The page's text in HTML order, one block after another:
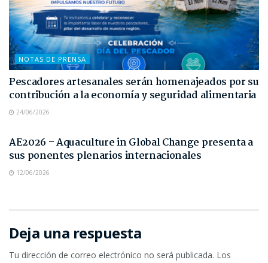
NOTAS DE PRENSA
Pescadores artesanales serán homenajeados por su
contribución a la economía y seguridad alimentaria
24/06/2026
AE2026 – Aquaculture in Global Change presenta a
sus ponentes plenarios internacionales
12/06/2026
Deja una respuesta
Tu dirección de correo electrónico no será publicada. Los